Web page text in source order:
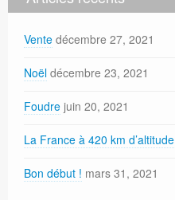
Vente décembre 27, 2021
Noël décembre 23, 2021
Foudre juin 20, 2021
La France à 420 km d’altitude
Bon début ! mars 31, 2021